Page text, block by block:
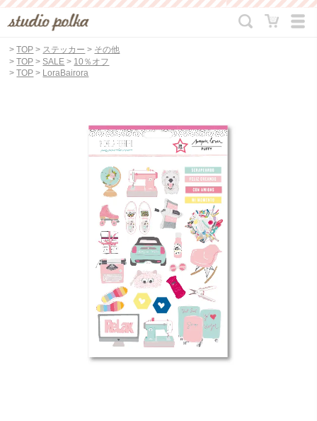
>TOP > ステッカー > その他
>TOP > SALE > 10％オフ
>TOP > LoraBairora